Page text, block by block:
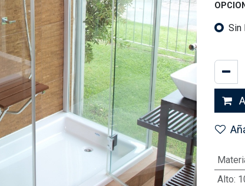
Sin
Alto: